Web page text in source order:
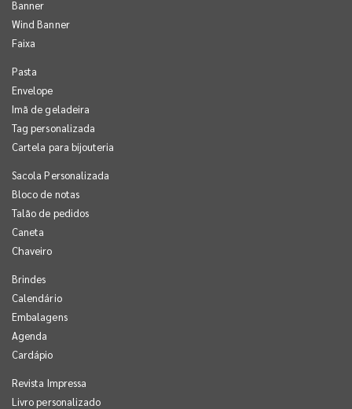
Banner
Wind Banner
Faixa
Pasta
Envelope
Imã de geladeira
Tag personalizada
Cartela para bijouteria
Sacola Personalizada
Bloco de notas
Talão de pedidos
Caneta
Chaveiro
Brindes
Calendário
Embalagens
Agenda
Cardápio
Revista Impressa
Livro personalizado